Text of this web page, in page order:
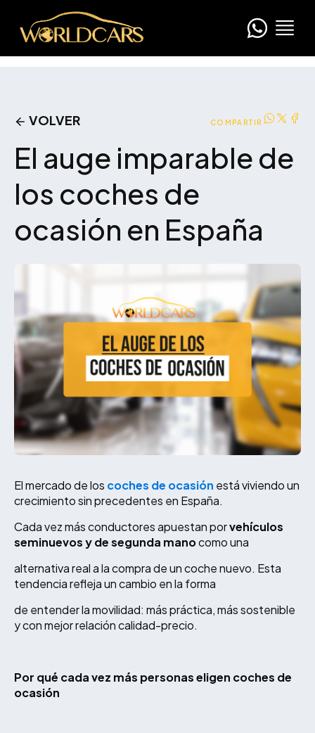
VOLVER COMPARTIR
El auge imparable de
los coches de
ocasión en España
El mercado de los coches de ocasión está viviendo un
crecimiento sin precedentes en España.
Cada vez más conductores apuestan porvehículos
seminuevos y de segunda manocomo una
alternativa real a la compra de un coche nuevo. Esta
tendencia refleja un cambio en la forma
de entender la movilidad: más práctica, más sostenible
y con mejor relación calidad-precio.
Por qué cada vez más personas eligen coches de
ocasión